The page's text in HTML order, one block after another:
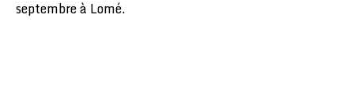
septembre à Lomé.